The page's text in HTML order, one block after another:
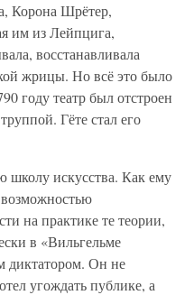
Корона Шрётер,
им из Лейпцига,
восстанавливала
жрицы. Но всё это было
году театр был отстроен
Гёте стал его
школу искусства. Как ему
возможностью
на практике те теории,
в «Вильгельме
диктатором. Он не
угождать публике, а